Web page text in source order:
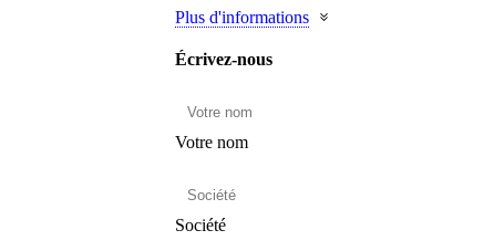
Plus d'informations
Écrivez-nous
Votre nom
Société